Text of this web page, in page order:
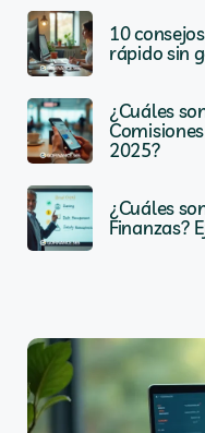
10
rápido sin
¿Cuáles
2025?
¿Cuáles
Finanzas?